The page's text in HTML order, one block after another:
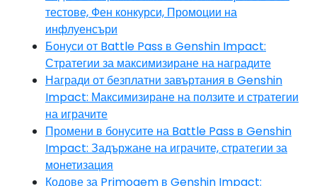
тестове, Фен конкурси, Промоции на
инфлуенсъри
Бонуси от Battle Pass в Genshin Impact:
Стратегии за максимизиране на наградите
Награди от безплатни завъртания в Genshin
Impact: Максимизиране на ползите и стратегии
на играчите
Промени в бонусите на Battle Pass в Genshin
Impact: Задържане на играчите, стратегии за
монетизация
Кодове за Primogem в Genshin Impact: